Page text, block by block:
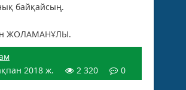
байқайсың.
ЖОЛАМАНҰЛЫ.
2018 ж.
2 320 0